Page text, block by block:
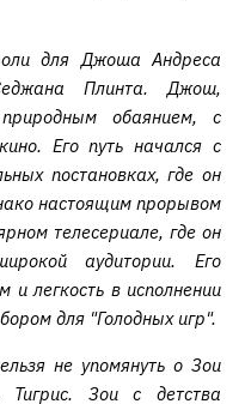
для Джоша Андреса
Плинта. Джош,
обаянием, с
Его путь начался с
постановках, где он
настоящим прорывом
телесериале, где он
аудитории. Его
и легкость в исполнении
для "Голодных игр".
не упомянуть о Зои
Зои с детства